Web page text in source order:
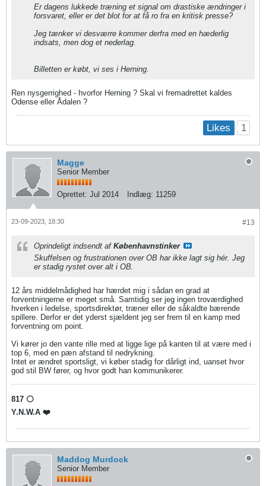
Er dagens lukkede træning et signal om drastiske ændringer i
forsvaret, eller er det blot for at få ro fra en kritisk presse?
Jeg tænker vi desværre kommer derfra med en hæderlig
indsats, men dog et nederlag.
Billetten er købt, vi ses i Herning.
Ren nysgerrighed - hvorfor Herning ? Skal vi fremadrettet kaldes
Odense eller Ådalen ?
Likes 1
Magge
Senior Member
Oprettet: Jul 2014 Indlæg: 11259
#13
23-09-2023, 18:30
Oprindeligt indsendt af Københavnstinker
Skuffelsen og frustrationen over OB har ikke lagt sig hér. Jeg
er stadig rystet over alt i OB.
12 års middelmådighed har hærdet mig i sådan en grad at
forventningerne er meget små. Samtidig ser jeg ingen troværdighed
hverken i ledelse, sportsdirektør, træner eller de såkaldte bærende
spillere. Derfor er det yderst sjældent jeg ser frem til en kamp med
forventning om point.
Vi kører jo den vante rille med at ligge lige på kanten til at være med i
top 6, med en pæn afstand til nedrykning.
Intet er ændret sportsligt, vi køber stadig for dårligt ind, uanset hvor
god stil BW fører, og hvor godt han kommunikerer.
817 ⚪️
Y.N.W.A ❤️
Maddog Murdock
Senior Member